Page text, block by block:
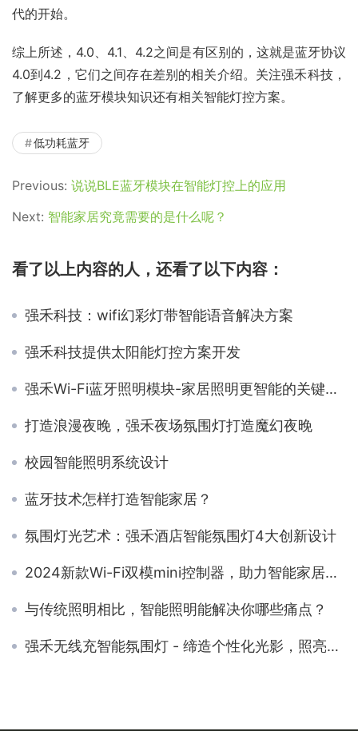
代的开始。
综上所述，4.0、4.1、4.2之间是有区别的，这就是蓝牙协议
4.0到4.2，它们之间存在差别的相关介绍。关注强禾科技，
了解更多的蓝牙模块知识还有相关智能灯控方案。
低功耗蓝牙
Previous: 说说BLE蓝牙模块在智能灯控上的应用
Next: 智能家居究竟需要的是什么呢？
看了以上内容的人，还看了以下内容：
强禾科技：wifi幻彩灯带智能语音解决方案
强禾科技提供太阳能灯控方案开发
强禾Wi-Fi蓝牙照明模块-家居照明更智能的关键因素
打造浪漫夜晚，强禾夜场氛围灯打造魔幻夜晚
校园智能照明系统设计
蓝牙技术怎样打造智能家居？
氛围灯光艺术：强禾酒店智能氛围灯4大创新设计
2024新款Wi-Fi双模mini控制器，助力智能家居新生活
与传统照明相比，智能照明能解决你哪些痛点？
强禾无线充智能氛围灯 - 缔造个性化光影，照亮生活乐趣